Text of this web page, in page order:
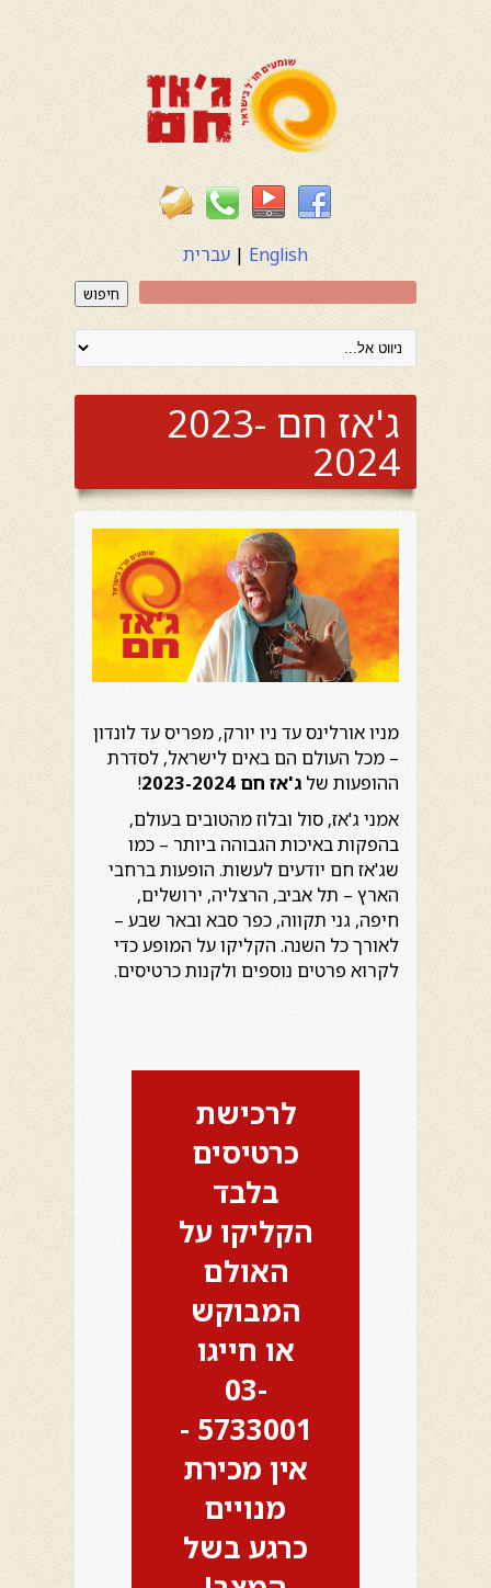
English
| עברית
חיפוש
ג'אז חם 2023-
2024
מניו אורלינס עד ניו יורק, מפריס עד לונדון
– מכל העולם הם באים לישראל, לסדרת
ההופעות של ג'אז חם 2023-2024
!
אמני ג'אז, סול ובלוז מהטובים בעולם,
בהפקות באיכות הגבוהה ביותר – כמו
שג'אז חם יודעים לעשות. הופעות ברחבי
הארץ – תל אביב, הרצליה, ירושלים,
חיפה, גני תקווה, כפר סבא ובאר שבע –
לאורך כל השנה. הקליקו על המופע כדי
לקרוא פרטים נוספים ולקנות כרטיסים.
לרכישת
כרטיסים
בלבד
הקליקו על
האולם
המבוקש
או חייגו
03-
5733001 -
אין מכירת
מנויים
כרגע בשל